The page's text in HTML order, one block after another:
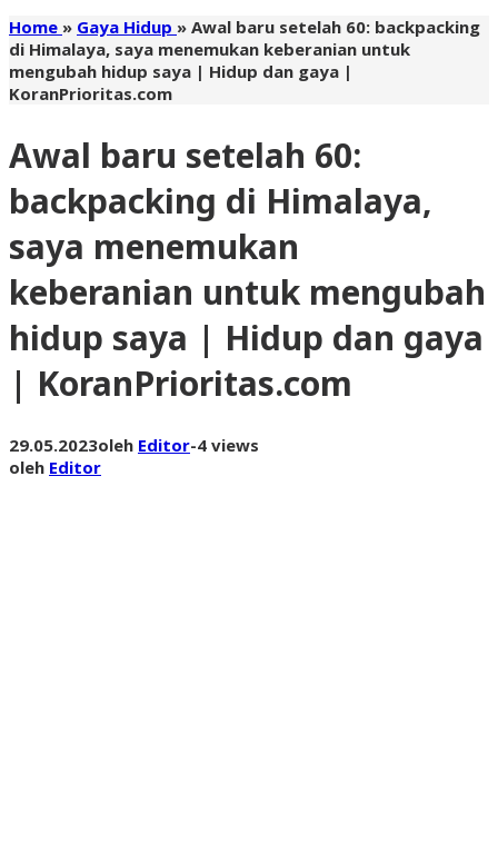
Home » Gaya Hidup » Awal baru setelah 60: backpacking
di Himalaya, saya menemukan keberanian untuk
mengubah hidup saya | Hidup dan gaya |
KoranPrioritas.com
Awal baru setelah 60:
backpacking di Himalaya,
saya menemukan
keberanian untuk mengubah
hidup saya | Hidup dan gaya
| KoranPrioritas.com
29.05.2023oleh Editor-4 views
oleh Editor